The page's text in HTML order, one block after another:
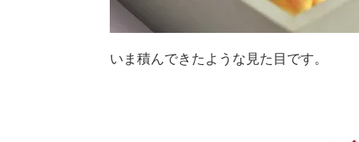
いま積んできたような見た目です。